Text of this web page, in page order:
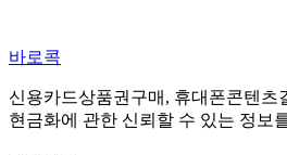
바로콕
신용카드상품권구매, 휴대폰콘텐츠
현금화에 관한 신뢰할 수 있는 정보